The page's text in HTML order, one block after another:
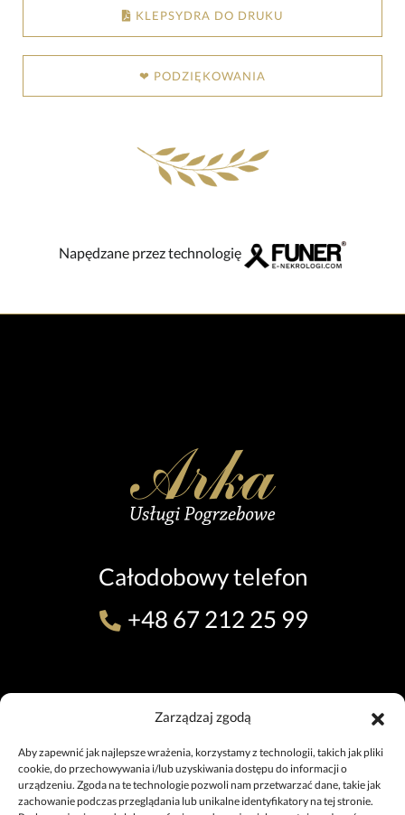
Zarządzaj zgodą
Aby zapewnić jak najlepsze wrażenia, korzystamy z technologii, takich jak pliki
cookie, do przechowywania i/lub uzyskiwania dostępu do informacji o
urządzeniu. Zgoda na te technologie pozwoli nam przetwarzać dane, takie jak
zachowanie podczas przeglądania lub unikalne identyfikatory na tej stronie.
KLEPSYDRA DO DRUKU
❤ PODZIĘKOWANIA
Napędzane przez technologię
Całodobowy telefon
+48 67 212 25 99
ul. 11 Listopada 7, 64-920 Piła
+48 67 212 25 99
pila@uslugipogrzebowe.pila.pl